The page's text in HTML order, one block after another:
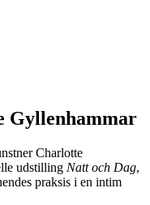
Gyllenhammar
Charlotte
udstilling Natt och Dag,
praksis i en intim